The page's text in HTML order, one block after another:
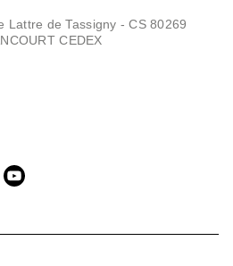
Lattre de Tassigny - CS 80269
CEDEX